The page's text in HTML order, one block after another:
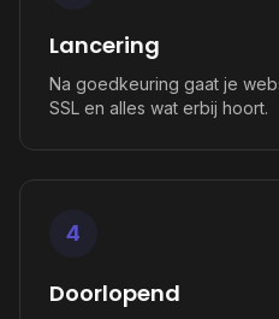
Lancering
Na goedkeuring gaat je
SSL en alles wat erbij hoort.
4
Doorlopend